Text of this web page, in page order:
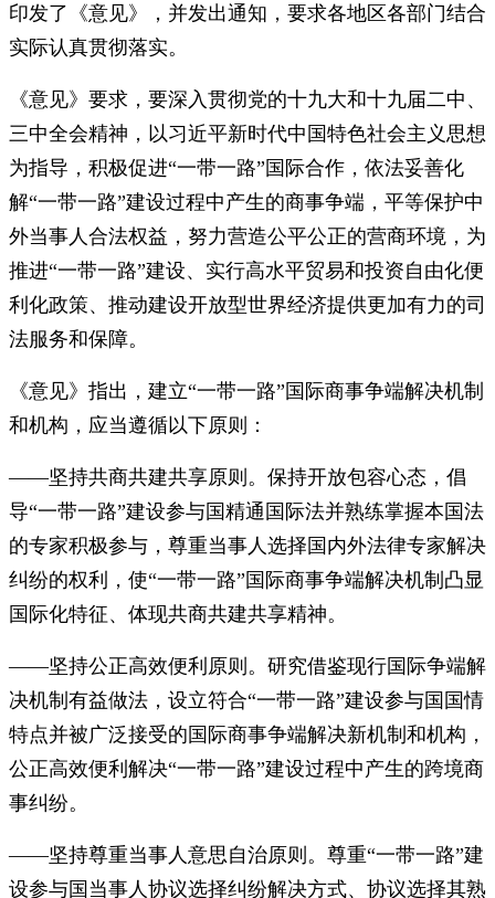
印发了《意见》，并发出通知，要求各地区各部门结合
实际认真贯彻落实。
《意见》要求，要深入贯彻党的十九大和十九届二中、
三中全会精神，以习近平新时代中国特色社会主义思想
为指导，积极促进“一带一路”国际合作，依法妥善化
解“一带一路”建设过程中产生的商事争端，平等保护中
外当事人合法权益，努力营造公平公正的营商环境，为
推进“一带一路”建设、实行高水平贸易和投资自由化便
利化政策、推动建设开放型世界经济提供更加有力的司
法服务和保障。
《意见》指出，建立“一带一路”国际商事争端解决机制
和机构，应当遵循以下原则：
——坚持共商共建共享原则。保持开放包容心态，倡
导“一带一路”建设参与国精通国际法并熟练掌握本国法
的专家积极参与，尊重当事人选择国内外法律专家解决
纠纷的权利，使“一带一路”国际商事争端解决机制凸显
国际化特征、体现共商共建共享精神。
——坚持公正高效便利原则。研究借鉴现行国际争端解
决机制有益做法，设立符合“一带一路”建设参与国国情
特点并被广泛接受的国际商事争端解决新机制和机构，
公正高效便利解决“一带一路”建设过程中产生的跨境商
事纠纷。
——坚持尊重当事人意思自治原则。尊重“一带一路”建
设参与国当事人协议选择纠纷解决方式、协议选择其熟